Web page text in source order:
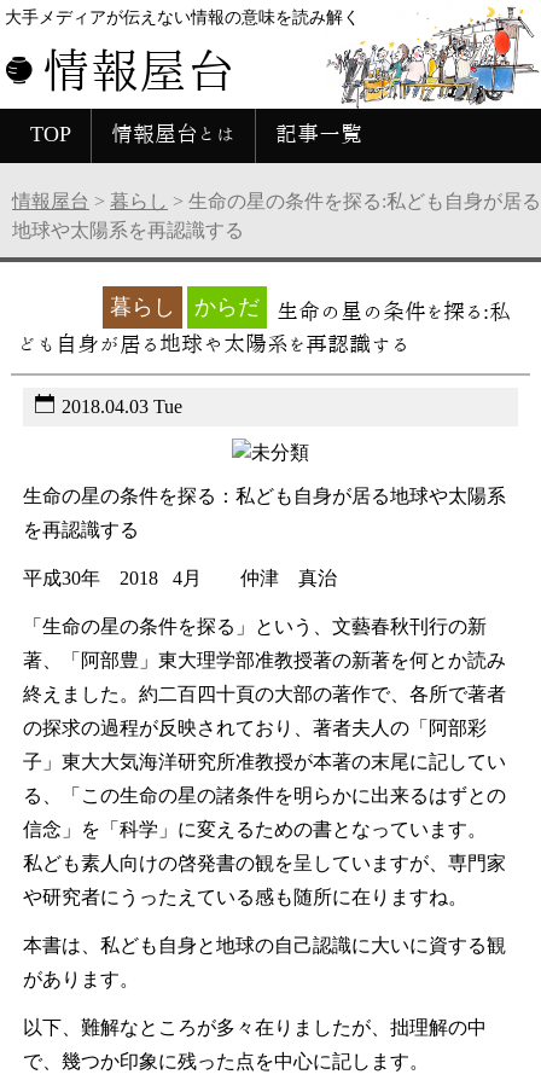
大手メディアが伝えない情報の意味を読み解く
情報屋台
TOP 情報屋台とは 記事一覧
情報屋台 > 暮らし > 生命の星の条件を探る:私ども自身が居る
地球や太陽系を再認識する
暮らし からだ
生命の星の条件を探る:私
ども自身が居る地球や太陽系を再認識する
2018.04.03 Tue
生命の星の条件を探る：私ども自身が居る地球や太陽系
を再認識する
平成30年 2018 4月 仲津 真治
「生命の星の条件を探る」という、文藝春秋刊行の新
著、「阿部豊」東大理学部准教授著の新著を何とか読み
終えました。約二百四十頁の大部の著作で、各所で著者
の探求の過程が反映されており、著者夫人の「阿部彩
子」東大大気海洋研究所准教授が本著の末尾に記してい
る、「この生命の星の諸条件を明らかに出来るはずとの
信念」を「科学」に変えるための書となっています。
私ども素人向けの啓発書の観を呈していますが、専門家
や研究者にうったえている感も随所に在りますね。
本書は、私ども自身と地球の自己認識に大いに資する観
があります。
以下、難解なところが多々在りましたが、拙理解の中
で、幾つか印象に残った点を中心に記します。